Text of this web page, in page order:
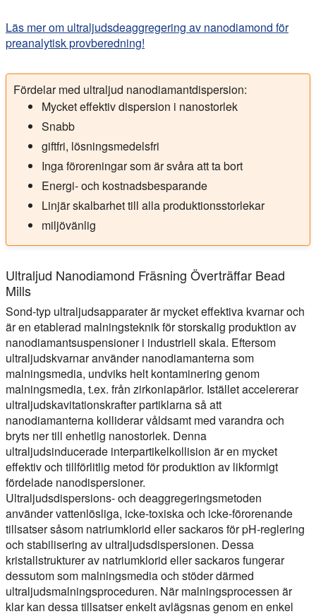
Läs mer om ultraljudsdeaggregering av nanodiamond för
preanalytisk provberedning!
Fördelar med ultraljud nanodiamantdispersion:
Mycket effektiv dispersion i nanostorlek
Snabb
giftfri, lösningsmedelsfri
Inga föroreningar som är svåra att ta bort
Energi- och kostnadsbesparande
Linjär skalbarhet till alla produktionsstorlekar
miljövänlig
Ultraljud Nanodiamond Fräsning Överträffar Bead
Mills
Sond-typ ultraljudsapparater är mycket effektiva kvarnar och
är en etablerad malningsteknik för storskalig produktion av
nanodiamantsuspensioner i industriell skala. Eftersom
ultraljudskvarnar använder nanodiamanterna som
malningsmedia, undviks helt kontaminering genom
malningsmedia, t.ex. från zirkoniapärlor. Istället accelererar
ultraljudskavitationskrafter partiklarna så att
nanodiamanterna kolliderar våldsamt med varandra och
bryts ner till enhetlig nanostorlek. Denna
ultraljudsinducerade interpartikelkollision är en mycket
effektiv och tillförlitlig metod för produktion av likformigt
fördelade nanodispersioner.
Ultraljudsdispersions- och deaggregeringsmetoden
använder vattenlösliga, icke-toxiska och icke-förorenande
tillsatser såsom natriumklorid eller sackaros för pH-reglering
och stabilisering av ultraljudsdispersionen. Dessa
kristallstrukturer av natriumklorid eller sackaros fungerar
dessutom som malningsmedia och stöder därmed
ultraljudsmalningsproceduren. När malningsprocessen är
klar kan dessa tillsatser enkelt avlägsnas genom en enkel